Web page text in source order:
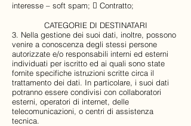
interesse – soft spam;  Contratto;
CATEGORIE DI DESTINATARI
3. Nella gestione dei suoi dati, inoltre, possono
venire a conoscenza degli stessi persone
autorizzate e/o responsabili interni ed esterni
individuati per iscritto ed ai quali sono state
fornite specifiche istruzioni scritte circa il
trattamento dei dati. In particolare, i suoi dati
potranno essere condivisi con collaboratori
esterni, operatori di internet, delle
telecomunicazioni, o centri di assistenza
tecnica.